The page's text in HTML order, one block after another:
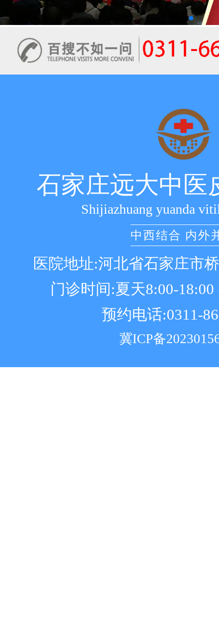
石家庄远大中医
Shijiazhuang yuanda
中西结合 内外
医院地址:河北省石家庄市
门诊时间:夏天8:00-18:00
预约电话:0311-
冀ICP备